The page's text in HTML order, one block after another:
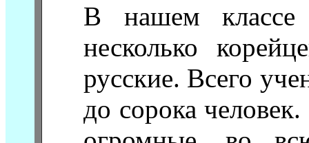
В нашем классе
несколько
русские. Всего
до сорока